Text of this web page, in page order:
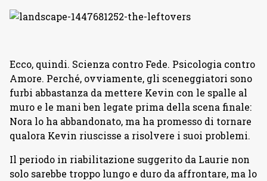
Ecco, quindi. Scienza contro Fede. Psicologia contro
Amore. Perché, ovviamente, gli sceneggiatori sono
furbi abbastanza da mettere Kevin con le spalle al
muro e le mani ben legate prima della scena finale:
Nora lo ha abbandonato, ma ha promesso di tornare
qualora Kevin riuscisse a risolvere i suoi problemi.
Il periodo in riabilitazione suggerito da Laurie non
solo sarebbe troppo lungo e duro da affrontare, ma lo